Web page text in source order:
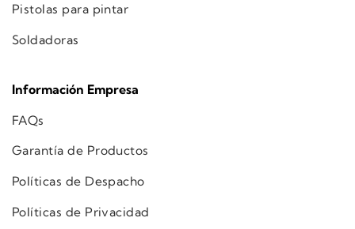
Pistolas para pintar
Soldadoras
Información Empresa
FAQs
Garantía de Productos
Políticas de Despacho
Políticas de Privacidad